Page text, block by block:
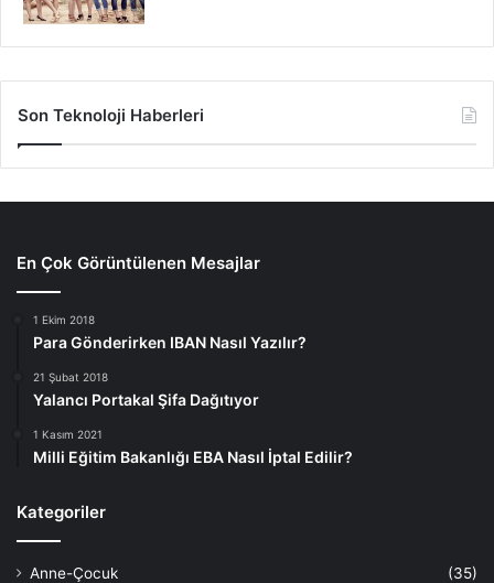
Son Teknoloji Haberleri
En Çok Görüntülenen Mesajlar
1 Ekim 2018
Para Gönderirken IBAN Nasıl Yazılır?
21 Şubat 2018
Yalancı Portakal Şifa Dağıtıyor
1 Kasım 2021
Milli Eğitim Bakanlığı EBA Nasıl İptal Edilir?
Kategoriler
Anne-Çocuk
(35)